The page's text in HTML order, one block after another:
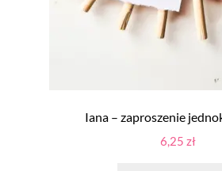
Iana – zaproszenie
6,25 zł